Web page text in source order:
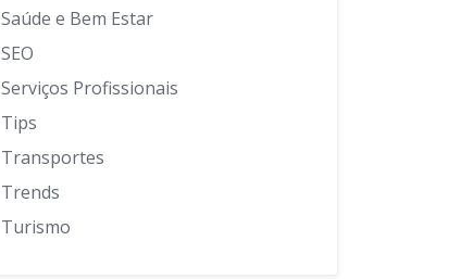
Saúde e Bem Estar
SEO
Serviços Profissionais
Tips
Transportes
Trends
Turismo